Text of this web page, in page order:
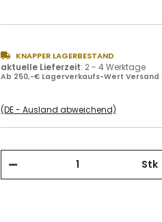
KNAPPER LAGERBESTAND
aktuelle Lieferzeit: 2 - 4 Werktage
Ab 250,-€ Lagerverkaufs-Wert Versand
(DE - Ausland abweichend)
Stk